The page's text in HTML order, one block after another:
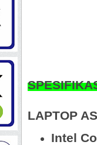
LAPTOP
Intel